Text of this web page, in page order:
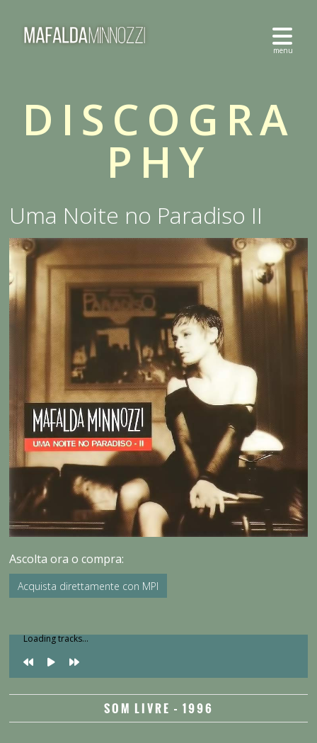
DISCOGRA
PHY
Uma Noite no Paradiso II
Ascolta ora o compra:
Acquista direttamente con MPI
Loading tracks...
SOM LIVRE – 1996